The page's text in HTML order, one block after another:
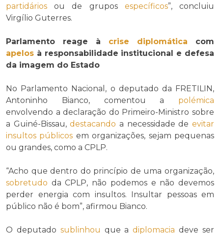
partidários ou de grupos específicos”, concluiu
Virgílio Guterres.
Parlamento reage à crise diplomática com
apelos à responsabilidade institucional e defesa
da imagem do Estado
No Parlamento Nacional, o deputado da FRETILIN,
Antoninho Bianco, comentou a polémica
envolvendo a declaração do Primeiro-Ministro sobre
a Guiné-Bissau,destacando a necessidade deevitar
insultos públicos em organizações, sejam pequenas
ou grandes, como a CPLP.
“Acho que dentro do princípio de uma organização,
sobretudo da CPLP, não podemos e não devemos
perder energia com insultos. Insultar pessoas em
público não é bom”, afirmou Bianco.
O deputado sublinhou que adiplomacia deve ser